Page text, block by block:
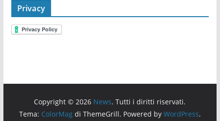
Privacy
Copyright © 2026 News. Tutti i diritti riservati.
Tema: ColorMagdi ThemeGrill. Powered by WordPress.